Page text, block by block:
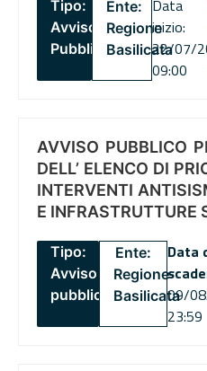
Tipo:
Avviso
Pubblico
Ente:
Regione
Basilicata
Data
inizio:
22/07/
09:00
AVVISO PUBBLICO
DELL’ ELENCO DI
INTERVENTI
E INFRASTRUTTURE
Tipo:
Avviso
pubblico
Ente:
Regione
Basilicata
Data
09/
23:59